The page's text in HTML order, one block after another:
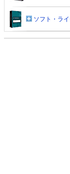
ソフト・ラ